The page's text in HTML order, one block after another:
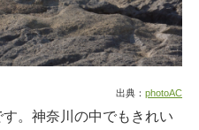
出典：photoAC
。神奈川の中でもきれい